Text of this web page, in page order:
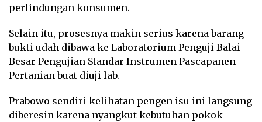
perlindungan konsumen.
Selain itu, prosesnya makin serius karena barang
bukti udah dibawa ke Laboratorium Penguji Balai
Besar Pengujian Standar Instrumen Pascapanen
Pertanian buat diuji lab.
Prabowo sendiri kelihatan pengen isu ini langsung
diberesin karena nyangkut kebutuhan pokok